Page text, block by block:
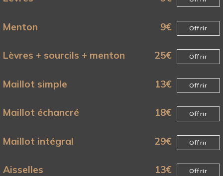
Menton 9€ Offrir
Lèvres + sourcils + menton 25€ Offrir
Maillot simple 13€ Offrir
Maillot échancré 18€ Offrir
Maillot intégral 29€ Offrir
Aisselles 13€ Offrir